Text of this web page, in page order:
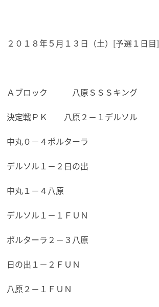
２０１８年５月１３日（土）[予選１日目]
Ａブロック 八原ＳＳＳキング
決定戦ＰＫ 八原２－１デルソル
中丸０－４ポルターラ
デルソル１－２日の出
中丸１－４八原
デルソル１－１ＦＵＮ
ポルターラ２－３八原
日の出１－２ＦＵＮ
八原２－１ＦＵＮ